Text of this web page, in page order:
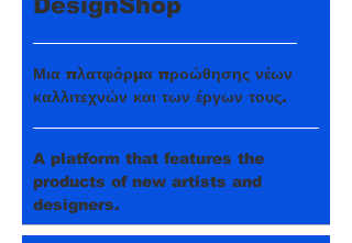
Μια πλατφόρμα προώθησης νέων
καλλιτεχνών και των έργων τους.
A platform that features the
products of new artists and
designers.